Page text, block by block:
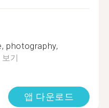
photography,
보기
앱 다운로드